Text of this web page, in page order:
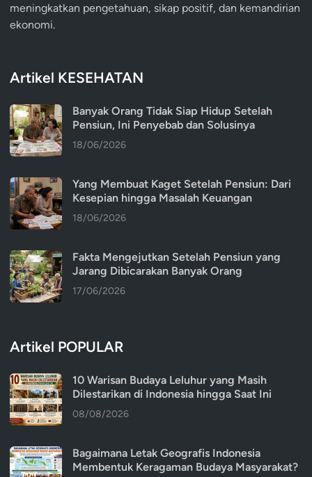
meningkatkan pengetahuan, sikap positif, dan kemandirian
ekonomi.
Artikel KESEHATAN
Banyak Orang Tidak Siap Hidup Setelah
Pensiun, Ini Penyebab dan Solusinya
18/06/2026
Yang Membuat Kaget Setelah Pensiun: Dari
Kesepian hingga Masalah Keuangan
18/06/2026
Fakta Mengejutkan Setelah Pensiun yang
Jarang Dibicarakan Banyak Orang
17/06/2026
Artikel POPULAR
10 Warisan Budaya Leluhur yang Masih
Dilestarikan di Indonesia hingga Saat Ini
08/08/2026
Bagaimana Letak Geografis Indonesia
Membentuk Keragaman Budaya Masyarakat?